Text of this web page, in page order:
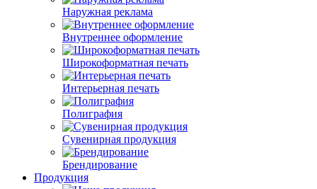
Наружная реклама
Внутреннее оформление
Широкоформатная печать
Интерьерная печать
Полиграфия
Сувенирная продукция
Брендирование
Продукция